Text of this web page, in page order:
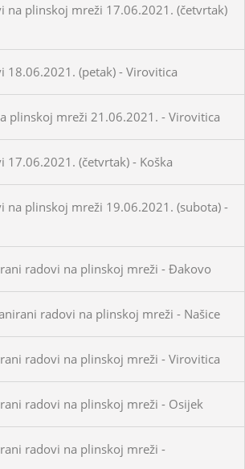
na plinskoj mreži 17.06.2021. (četvrtak)
18.06.2021. (petak) - Virovitica
plinskoj mreži 21.06.2021. - Virovitica
17.06.2021. (četvrtak) - Koška
na plinskoj mreži 19.06.2021. (subota) -
radovi na plinskoj mreži - Đakovo
radovi na plinskoj mreži - Našice
radovi na plinskoj mreži - Virovitica
radovi na plinskoj mreži - Osijek
radovi na plinskoj mreži -